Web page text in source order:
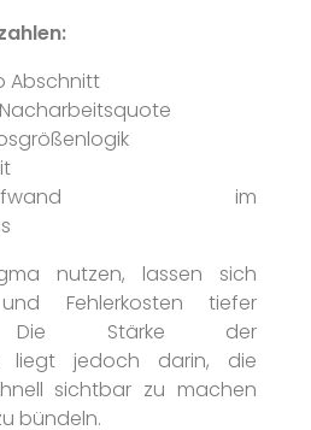
Abschnitt
Nacharbeitsquote
im
nutzen, lassen sich
und Fehlerkosten tiefer
Die Stärke der
liegt jedoch darin, die
sichtbar zu machen
bündeln.